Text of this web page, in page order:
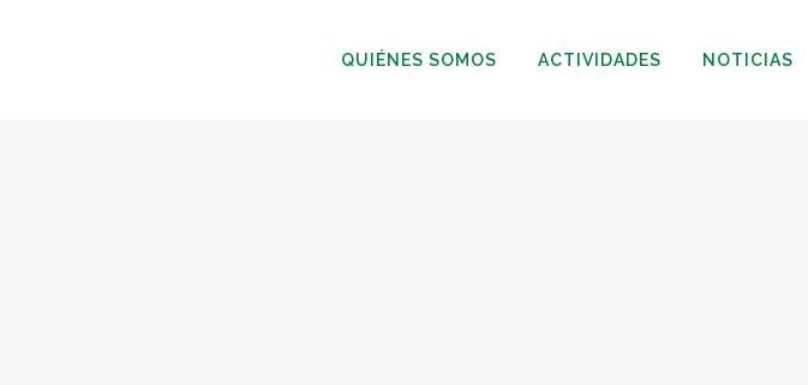
QUIÉNES SOMOS ACTIVIDADES NOTICIAS